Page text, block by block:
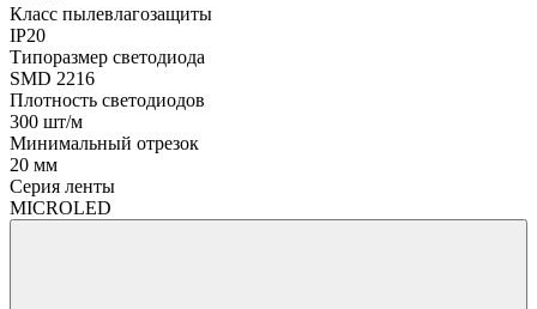
Класс пылевлагозащиты
IP20
Типоразмер светодиода
SMD 2216
Плотность светодиодов
300 шт/м
Минимальный отрезок
20 мм
Серия ленты
MICROLED